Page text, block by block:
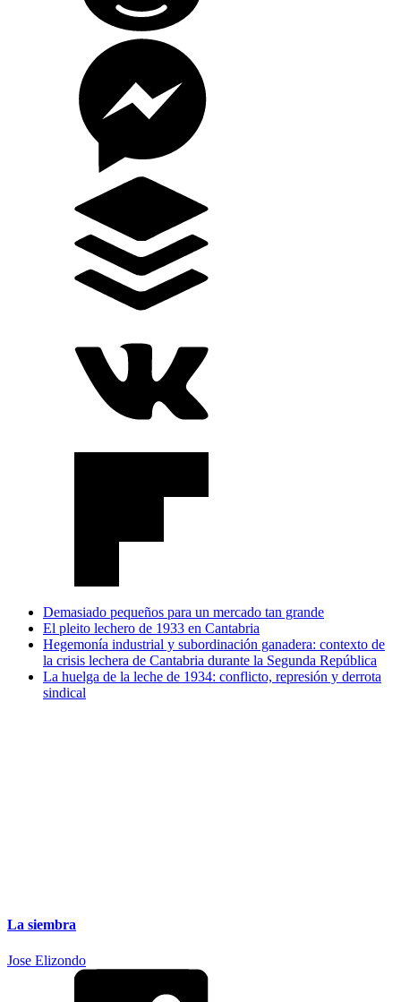
Demasiado pequeños para un mercado tan grande
El pleito lechero de 1933 en Cantabria
Hegemonía industrial y subordinación ganadera: contexto de
la crisis lechera de Cantabria durante la Segunda República
La huelga de la leche de 1934: conflicto, represión y derrota
sindical
La siembra
Jose Elizondo